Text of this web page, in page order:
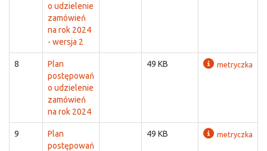
o udzielenie
zamówień
na rok 2024
- wersja 2
8
Plan
postępowań
o udzielenie
zamówień
na rok 2024
49 KB metryczka
9
Plan
postępowań
49 KB metryczka